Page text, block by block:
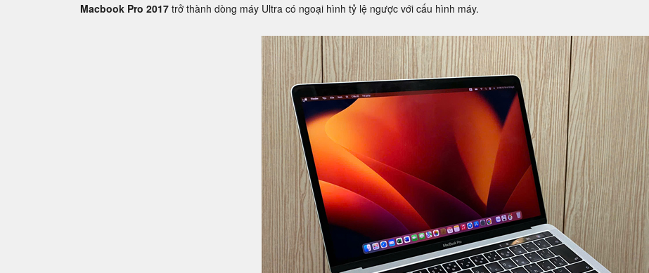
Macbook Pro 2017 trở thành dòng máy Ultra có ngoại hình tỷ lệ ngược với cấu hình máy.